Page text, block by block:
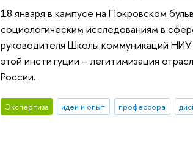
18 января в кампусе на Покровском
социологическим исследованиям в
руководителя Школы коммуникаций НИУ
этой институции – легитимизация
России.
Экспертиза идеи и опыт профессора